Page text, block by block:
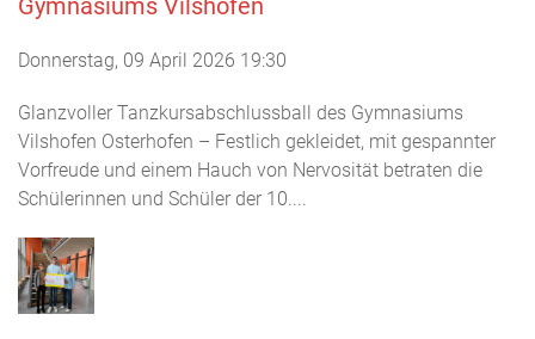
Gymnasiums Vilshofen
Donnerstag, 09 April 2026 19:30
Glanzvoller Tanzkursabschlussball des Gymnasiums
Vilshofen Osterhofen – Festlich gekleidet, mit gespannter
Vorfreude und einem Hauch von Nervosität betraten die
Schülerinnen und Schüler der 10....